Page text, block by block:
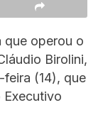
que operou o
Birolini,
(14), que